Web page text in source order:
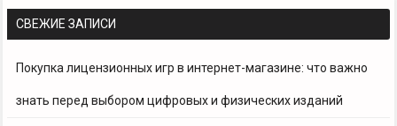
СВЕЖИЕ ЗАПИСИ
Покупка лицензионных игр в интернет-магазине: что важно
знать перед выбором цифровых и физических изданий